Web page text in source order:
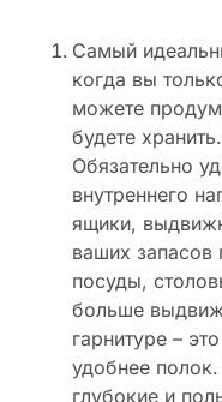
Самый
когда вы
можете
будете
Обязательно
внутреннего
ящики,
ваших запасов
посуды,
больше
гарнитуре –
удобнее
глубокие и